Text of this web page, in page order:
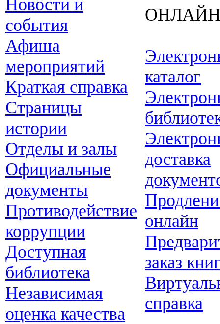
Новости и
события
Афиша
мероприятий
Краткая справка
Страницы
истории
Отделы и залы
Официальные
документы
Противодействие
коррупции
Доступная
библиотека
Независимая
оценка качества
ОНЛАЙН
каталог
доставка
онлайн
заказ
справка